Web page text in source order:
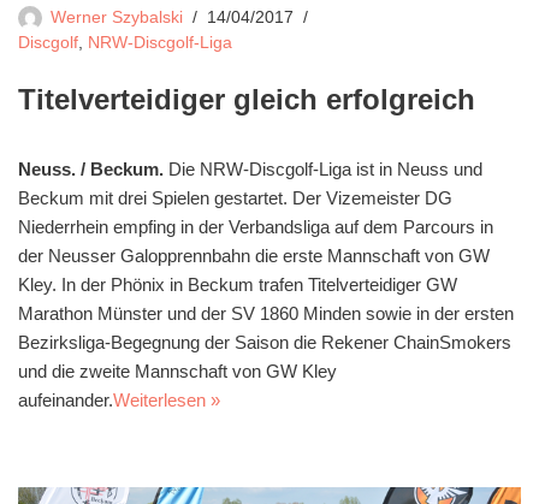
Werner Szybalski
14/04/2017
Discgolf, NRW-Discgolf-Liga
Titelverteidiger gleich erfolgreich
Neuss. / Beckum. Die NRW-Discgolf-Liga ist in Neuss und
Beckum mit drei Spielen gestartet. Der Vizemeister DG
Niederrhein empfing in der Verbandsliga auf dem Parcours in
der Neusser Galopprennbahn die erste Mannschaft von GW
Kley. In der Phönix in Beckum trafen Titelverteidiger GW
Marathon Münster und der SV 1860 Minden sowie in der ersten
Bezirksliga-Begegnung der Saison die Rekener ChainSmokers
und die zweite Mannschaft von GW Kley
aufeinander.Weiterlesen »